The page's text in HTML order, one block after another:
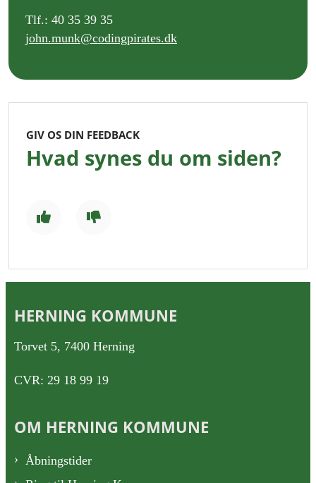
Tlf.: 40 35 39 35
john.munk@codingpirates.dk
GIV OS DIN FEEDBACK
Hvad synes du om siden?
HERNING KOMMUNE
Torvet 5, 7400 Herning
CVR: 29 18 99 19
OM HERNING KOMMUNE
Åbningstider